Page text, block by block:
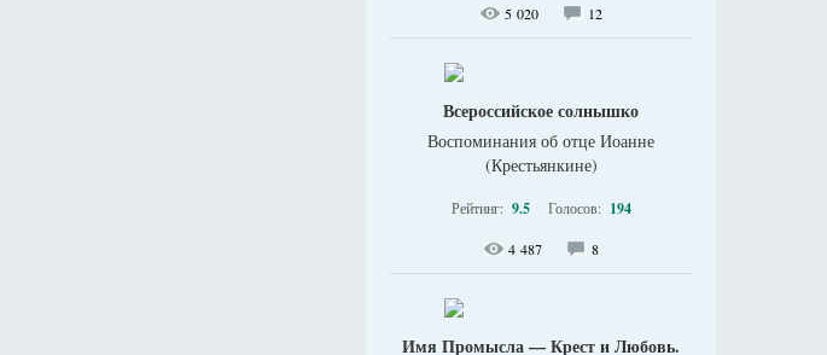
5 020 12
Всероссийское солнышко
Воспоминания об отце Иоанне
(Крестьянкине)
Рейтинг: 9.5 Голосов: 194
4 487 8
Имя Промысла — Крест и Любовь.